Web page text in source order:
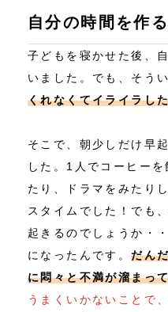
自分の時間を作る
子どもを寝かせた後、
いました。でも、そう
くれなくてイライラし
そこで、朝少しだけ早
した。1人でコーヒー
たり、ドラマをみたり
スタイムでした！でも
起きるのでしょうか・
になったんです。だん
に悶々と不満が溜まっ
うまくいかないことで